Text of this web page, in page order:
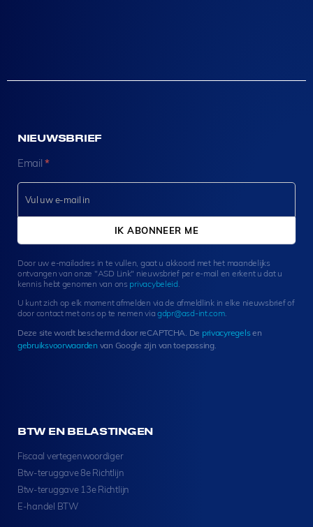
NIEUWSBRIEF
N
w
l
t
e
r
i
n
u
Email*
Door uw e-mailadres in te vullen, gaat u akkoord met het maandelijks
ontvangen van onze "ASD Link" nieuwsbrief per e-mail en erkent u dat u
kennis hebt genomen van ons privacybeleid
U kunt zich op elk moment afmelden via de afmeldlink in elke nieuwsbrief of
door contact met ons op te nemen via gdpr@asd-int.com.
Deze site wordt beschermd door reCAPTCHA. De privacyregelsen
gebruiksvoorwaarden van Google zijn van toepassing.
IK ABONNEER ME
BTW EN BELASTINGEN
Fiscaal vertegenwoordiger
Btw-teruggave 8e Richtlijn
Btw-teruggave 13e Richtlijn
E-handel BTW